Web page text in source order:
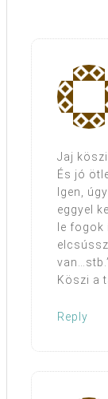
Jaj
És jó
Igen,
eggyel
le fogok
Köszi a
Reply